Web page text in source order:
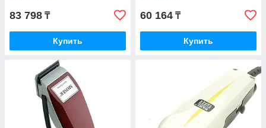
83 798 ₸
Купить
60 164 ₸
Купить